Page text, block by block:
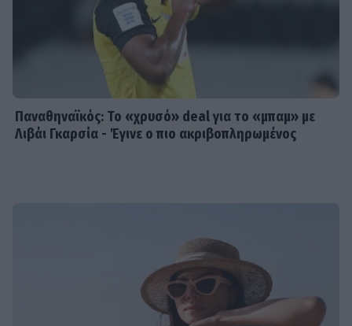
Παναθηναϊκός: Το «χρυσό» deal για το «μπαμ» με
Λιβάι Γκαρσία - Έγινε ο πιο ακριβοπληρωμένος